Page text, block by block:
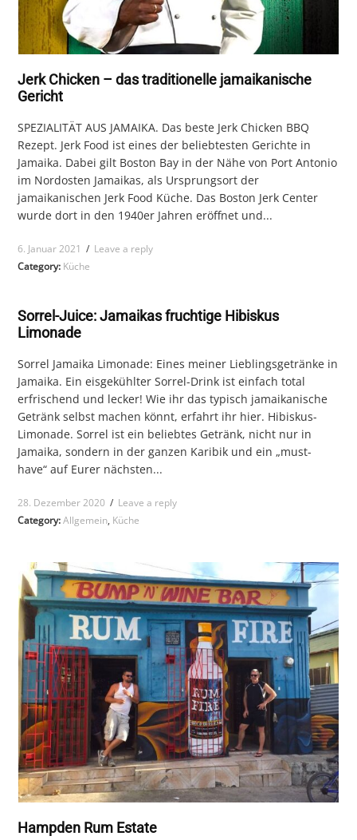
Jerk Chicken – das traditionelle jamaikanische
Gericht
SPEZIALITÄT AUS JAMAIKA. Das beste Jerk Chicken BBQ
Rezept. Jerk Food ist eines der beliebtesten Gerichte in
Jamaika. Dabei gilt Boston Bay in der Nähe von Port Antonio
im Nordosten Jamaikas, als Ursprungsort der
jamaikanischen Jerk Food Küche. Das Boston Jerk Center
wurde dort in den 1940er Jahren eröffnet und...
6. Januar 2021
Category: Küche
/ Leave a reply
Sorrel-Juice: Jamaikas fruchtige Hibiskus
Limonade
Sorrel Jamaika Limonade: Eines meiner Lieblingsgetränke in
Jamaika. Ein eisgekühlter Sorrel-Drink ist einfach total
erfrischend und lecker! Wie ihr das typisch jamaikanische
Getränk selbst machen könnt, erfahrt ihr hier. Hibiskus-
Limonade. Sorrel ist ein beliebtes Getränk, nicht nur in
Jamaika, sondern in der ganzen Karibik und ein „must-
have“ auf Eurer nächsten...
28. Dezember 2020
Category:Allgemein, Küche
/ Leave a reply
Hampden Rum Estate